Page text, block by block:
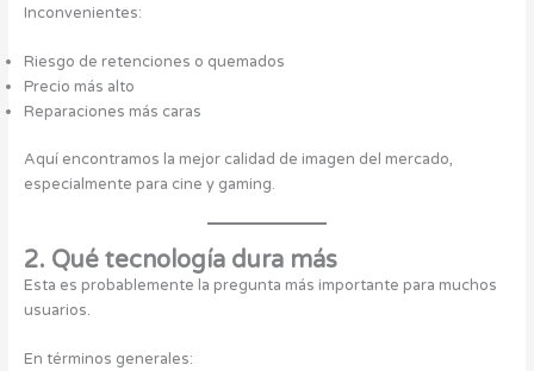
Inconvenientes:
Riesgo de retenciones o quemados
Precio más alto
Reparaciones más caras
Aquí encontramos la mejor calidad de imagen del mercado,
especialmente para cine y gaming.
2. Qué tecnología dura más
Esta es probablemente la pregunta más importante para muchos
usuarios.
En términos generales: